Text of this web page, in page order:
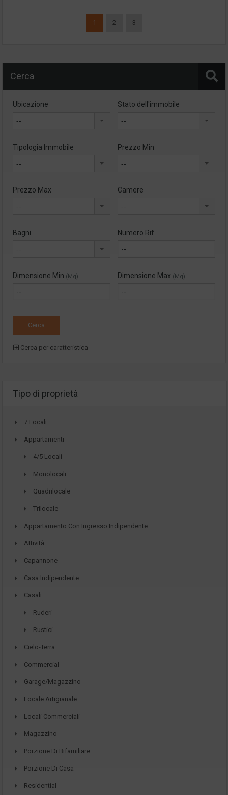
1 2 3
Cerca
Ubicazione
--
Stato dell'immobile
--
Tipologia Immobile
--
Prezzo Min
--
Prezzo Max
--
Camere
--
Bagni
--
Numero Rif.
Dimensione Min (Mq) Dimensione Max (Mq)
Cerca per caratteristica
Tipo di proprietà
7 Locali
Appartamenti
4/5 Locali
Monolocali
Quadrilocale
Trilocale
Appartamento Con Ingresso Indipendente
Attività
Capannone
Casa Indipendente
Casali
Ruderi
Rustici
Cielo-Terra
Commercial
Garage/Magazzino
Locale Artigianale
Locali Commerciali
Magazzino
Porzione Di Bifamiliare
Porzione Di Casa
Residential